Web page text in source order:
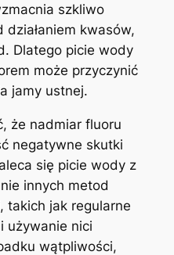
szkliwo
kwasów,
Dlatego picie wody
może przyczynić
jamy ‍ustnej.
że ⁤nadmiar⁢ fluoru
‌negatywne skutki
się ⁢picie​ wody z
innych metod
‍takich ‌jak regularne‌
używanie nici
‍wątpliwości,